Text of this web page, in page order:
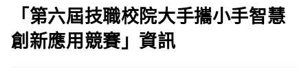
「第六屆技職校院大手攜小手智慧
創新應用競賽」資訊